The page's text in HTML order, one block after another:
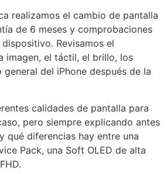
realizamos el cambio de pantalla
de 6 meses y comprobaciones
Revisamos el
imagen, el táctil, el brillo, los
general del iPhone después de la
calidades de pantalla para
pero siempre explicando antes
qué diferencias hay entre una
Pack, una Soft OLED de alta